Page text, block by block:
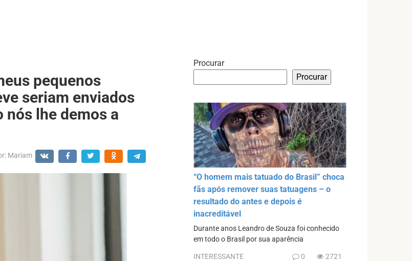
pequenos
seriam enviados
nós lhe demos a
Mariam
Procurar
Procurar
“O homem mais tatuado do Brasil” choca
fãs após remover suas tatuagens – o
resultado do antes e depois é
inacreditável
Durante anos Leandro de Souza foi conhecido
em todo o Brasil por sua aparência
INTERESSANTE 0 2721